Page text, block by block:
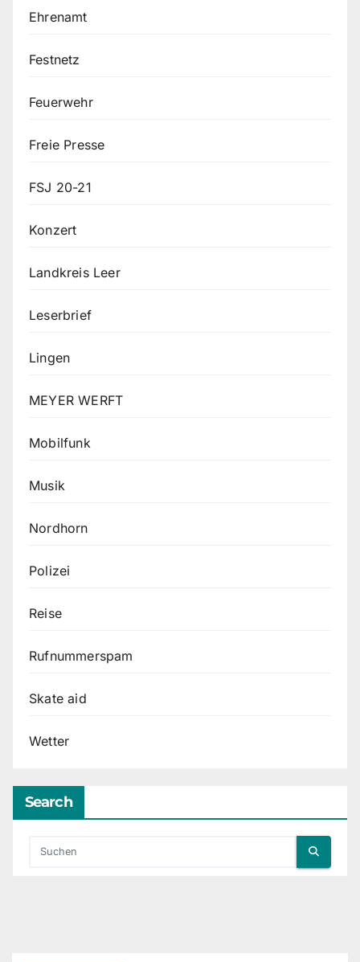
Ehrenamt
Festnetz
Feuerwehr
Freie Presse
FSJ 20-21
Konzert
Landkreis Leer
Leserbrief
Lingen
MEYER WERFT
Mobilfunk
Musik
Nordhorn
Polizei
Reise
Rufnummerspam
Skate aid
Wetter
Search